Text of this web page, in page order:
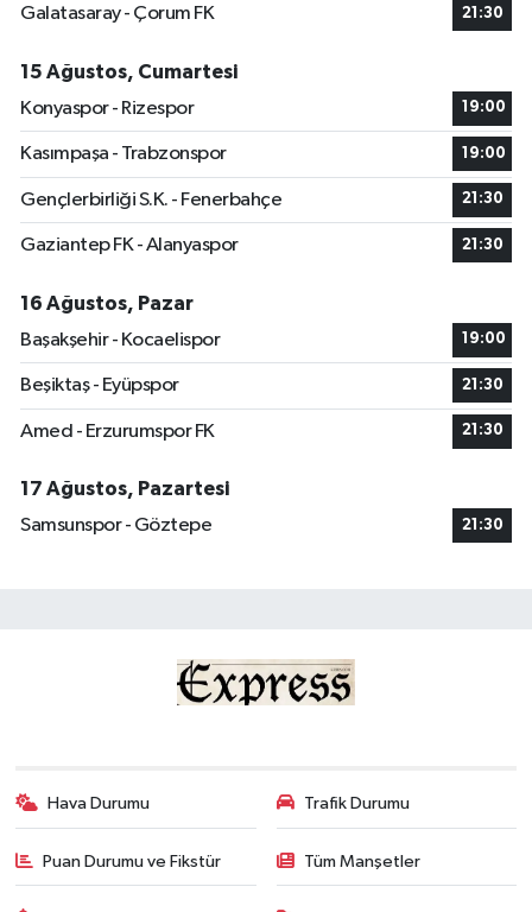
Galatasaray - Çorum FK
21:30
15 Ağustos, Cumartesi
Konyaspor - Rizespor
19:00
Kasımpaşa - Trabzonspor 19:00
Gençlerbirliği S.K. - Fenerbahçe 21:30
Gaziantep FK - Alanyaspor 21:30
16 Ağustos, Pazar
Başakşehir - Kocaelispor
19:00
Beşiktaş - Eyüpspor 21:30
Amed - Erzurumspor FK 21:30
17 Ağustos, Pazartesi
Samsunspor - Göztepe
21:30
Hava Durumu Trafik Durumu
Puan Durumu ve Fikstür Tüm Manşetler